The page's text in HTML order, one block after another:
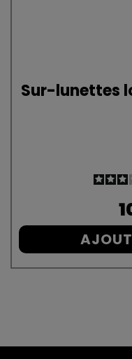
Sur-lunettes